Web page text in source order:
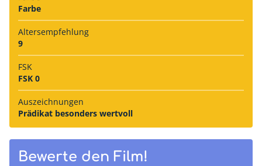
Farbe
Alters­empfehlung
9
FSK
FSK 0
Auszeich­nungen
Prädikat besonders wertvoll
Bewerte den Film!